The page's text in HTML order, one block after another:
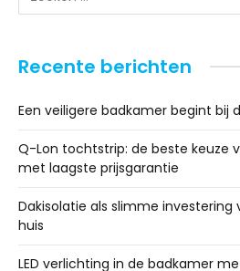
Recente berichten
Een veiligere badkamer begint bij
Q-Lon tochtstrip: de beste keuze
met laagste prijsgarantie
Dakisolatie als slimme
huis
LED verlichting in de badkamer